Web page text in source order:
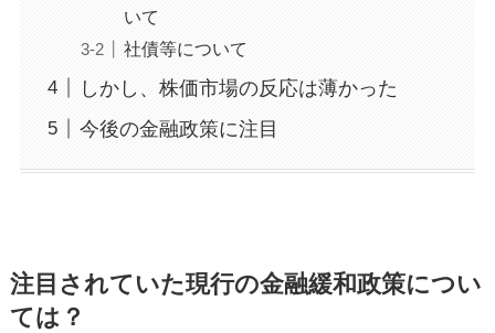
いて
社債等について
しかし、株価市場の反応は薄かった
今後の金融政策に注目
注目されていた現行の金融緩和政策につい
ては？